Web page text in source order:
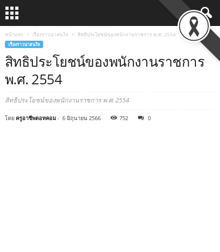
หน้าแรก เรื่องราวน่าสนใจ สิทธิประโยชน์ของพนักงานราชการ พ.ศ. 2554
เรื่องราวน่าสนใจ
สิทธิประโยชน์ของพนักงานราชการ
พ.ศ. 2554
สิทธิประโยชน์ของพนักงานราชการ พ.ศ. 2554
โดย ครูอาชีพดอทคอม - 6 มิถุนายน 2566 752 0